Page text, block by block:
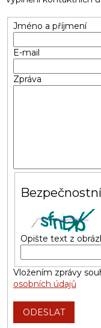
Jméno a příjmení
E-mail
Zpráva
Opište text z
Vložením zprávy
osobních údajů
ODESLAT